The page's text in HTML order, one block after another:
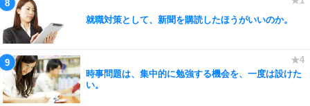
就職対策として、新聞を購読したほうがいいのか。
時事問題は、集中的に勉強する機会を、一度は設けた
い。